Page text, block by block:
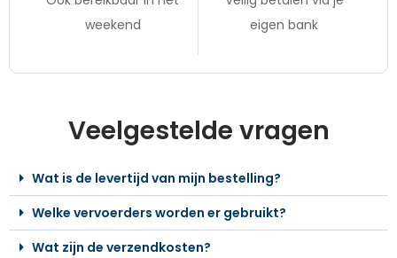
weekend
eigen bank
Veelgestelde vragen
Wat is de levertijd van mijn bestelling?
Welke vervoerders worden er gebruikt?
Wat zijn de verzendkosten?